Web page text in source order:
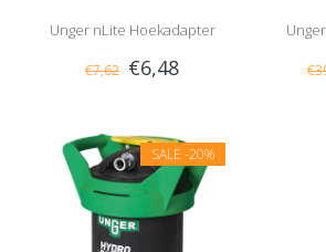
Unger nLite Hoekadapter
€7,62 €6,48
SALE -20%